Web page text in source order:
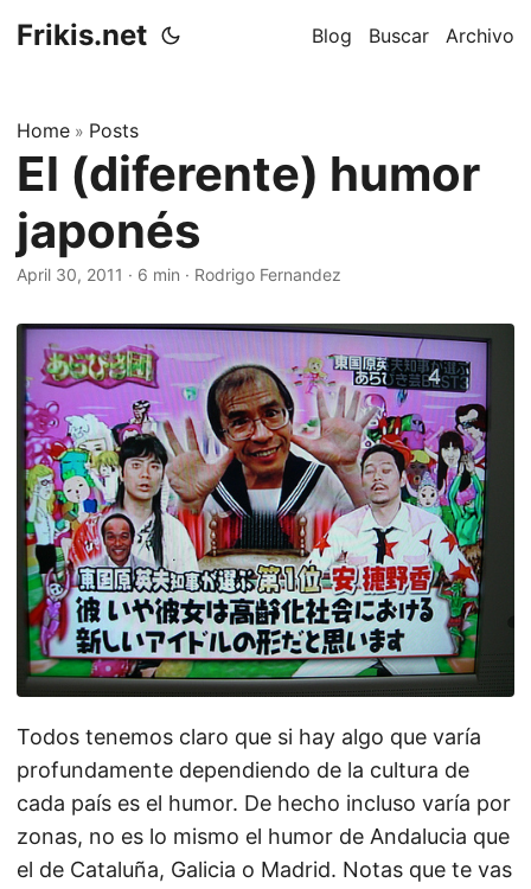
Frikis.net Blog Buscar Archivo
Home » Posts
El (diferente) humor
japonés
April 30, 2011 · 6 min · Rodrigo Fernandez
Todos tenemos claro que si hay algo que varía
profundamente dependiendo de la cultura de
cada país es el humor. De hecho incluso varía por
zonas, no es lo mismo el humor de Andalucia que
el de Cataluña, Galicia o Madrid. Notas que te vas